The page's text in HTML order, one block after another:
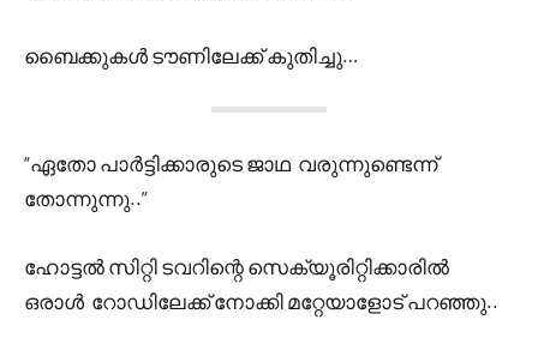
ബൈക്കുകൾ ടൗണിലേക്ക് കുതിച്ചു…
“ഏതോ പാർട്ടിക്കാരുടെ ജാഥ വരുന്നുണ്ടെന്ന്
തോന്നുന്നു..”
ഹോട്ടൽ സിറ്റി ടവറിന്റെ സെക്യൂരിറ്റിക്കാരിൽ
ഒരാൾ റോഡിലേക്ക് നോക്കി മറ്റേയാളോട് പറഞ്ഞു..